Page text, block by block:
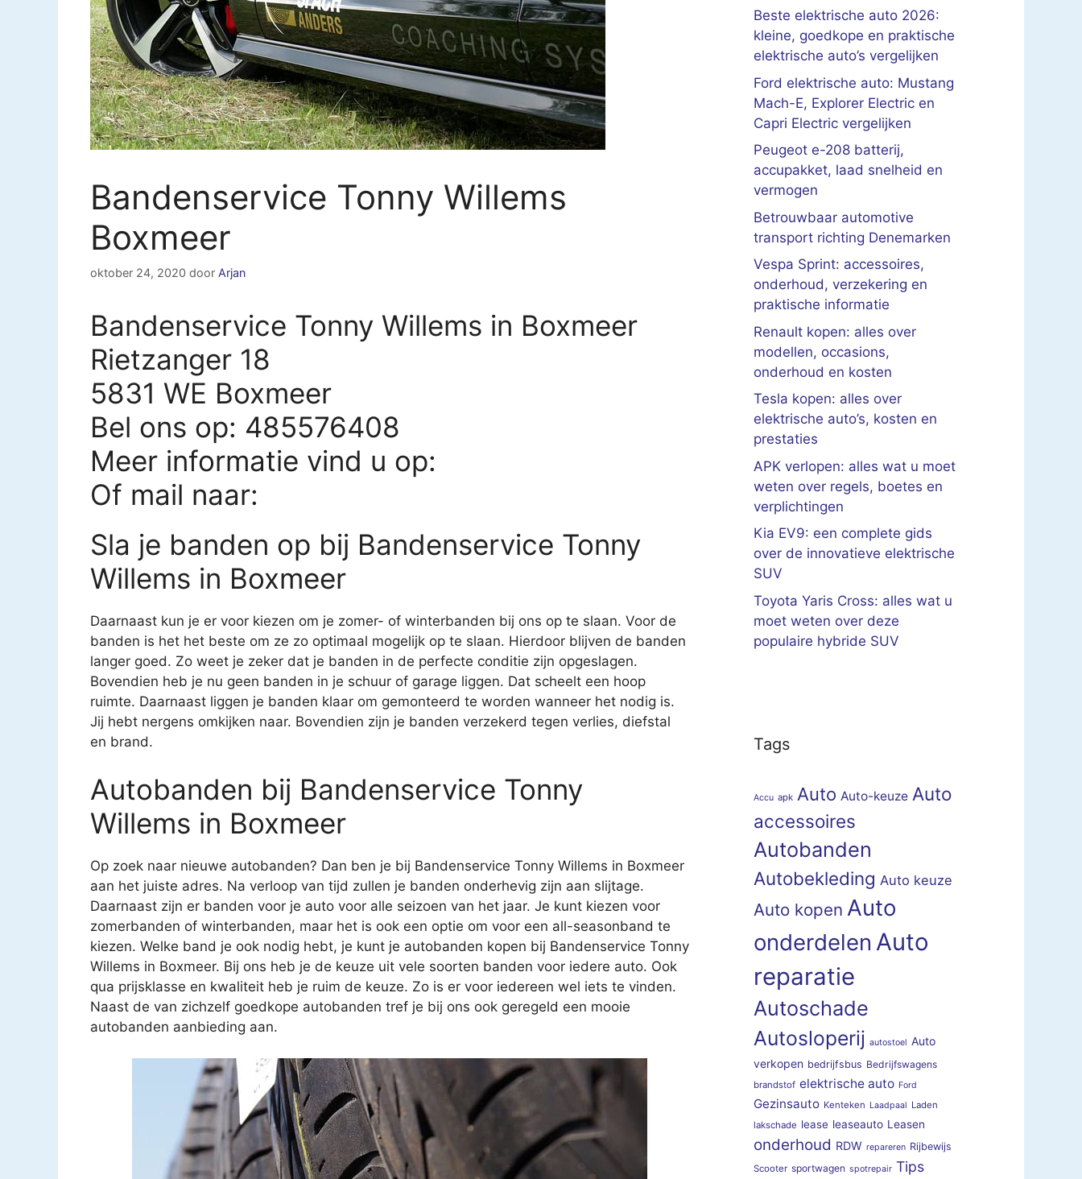
Bandenservice Tonny Willems
Boxmeer
oktober 24, 2020 door Arjan
Bandenservice Tonny Willems in Boxmeer
Rietzanger 18
5831 WE Boxmeer
Bel ons op: 485576408
Meer informatie vind u op:
Of mail naar:
Sla je banden op bij Bandenservice Tonny
Willems in Boxmeer
Daarnaast kun je er voor kiezen om je zomer- of winterbanden bij ons op te slaan. Voor de
banden is het het beste om ze zo optimaal mogelijk op te slaan. Hierdoor blijven de banden
langer goed. Zo weet je zeker dat je banden in de perfecte conditie zijn opgeslagen.
Bovendien heb je nu geen banden in je schuur of garage liggen. Dat scheelt een hoop
ruimte. Daarnaast liggen je banden klaar om gemonteerd te worden wanneer het nodig is.
Jij hebt nergens omkijken naar. Bovendien zijn je banden verzekerd tegen verlies, diefstal
en brand.
Autobanden bij Bandenservice Tonny
Willems in Boxmeer
Op zoek naar nieuwe autobanden? Dan ben je bij Bandenservice Tonny Willems in Boxmeer
aan het juiste adres. Na verloop van tijd zullen je banden onderhevig zijn aan slijtage.
Daarnaast zijn er banden voor je auto voor alle seizoen van het jaar. Je kunt kiezen voor
zomerbanden of winterbanden, maar het is ook een optie om voor een all-seasonband te
kiezen. Welke band je ook nodig hebt, je kunt je autobanden kopen bij Bandenservice Tonny
Willems in Boxmeer. Bij ons heb je de keuze uit vele soorten banden voor iedere auto. Ook
qua prijsklasse en kwaliteit heb je ruim de keuze. Zo is er voor iedereen wel iets te vinden.
Naast de van zichzelf goedkope autobanden tref je bij ons ook geregeld een mooie
autobanden aanbieding aan.
Beste elektrische auto 2026:
kleine, goedkope en praktische
elektrische auto’s vergelijken
Ford elektrische auto: Mustang
Mach-E, Explorer Electric en
Capri Electric vergelijken
Peugeot e-208 batterij,
accupakket, laad snelheid en
vermogen
Betrouwbaar automotive
transport richting Denemarken
Vespa Sprint: accessoires,
onderhoud, verzekering en
praktische informatie
Renault kopen: alles over
modellen, occasions,
onderhoud en kosten
Tesla kopen: alles over
elektrische auto’s, kosten en
prestaties
APK verlopen: alles wat u moet
weten over regels, boetes en
verplichtingen
Kia EV9: een complete gids
over de innovatieve elektrische
SUV
Toyota Yaris Cross: alles wat u
moet weten over deze
populaire hybride SUV
Tags
Accu apk Auto Auto-keuze Auto
accessoires
Autobanden
Autobekleding Auto keuze
Auto kopen Auto
onderdelen Auto
reparatie
Autoschade
Autosloperij autostoel Auto
verkopen bedrijfsbus Bedrijfswagens
brandstof elektrische auto Ford
Gezinsauto Kenteken Laadpaal Laden
lakschade lease leaseauto Leasen
onderhoud RDW repareren Rijbewijs
Scooter sportwagen spotrepair Tips